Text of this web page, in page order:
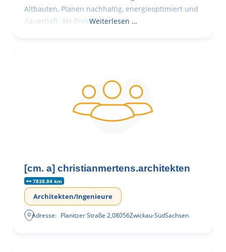
Altbauten, Planen nachhaltig, energieoptimiert und
dauerhaft. Als FreieWeiterlesen …
[cm. a] christianmertens.architekten
7838.84 km
Architekten/Ingenieure
Adresse: Planitzer Straße 2,08056Zwickau-SüdSachsen